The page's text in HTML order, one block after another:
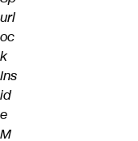
url
oc
k
Ins
id
e
M